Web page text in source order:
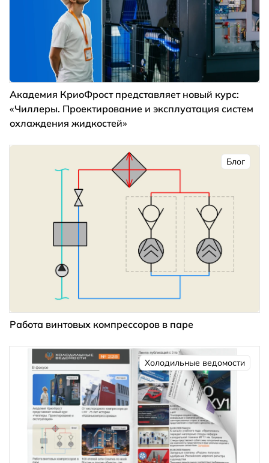
Академия КриоФрост представляет новый курс:
«Чиллеры. Проектирование и эксплуатация систем
охлаждения жидкостей»
Блог
Работа винтовых компрессоров в паре
Холодильные ведомости